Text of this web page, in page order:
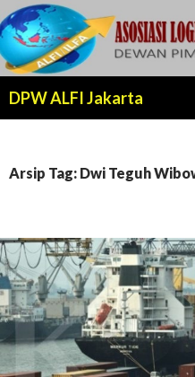
DPW ALFI Jakarta
Arsip Tag: Dwi Teguh